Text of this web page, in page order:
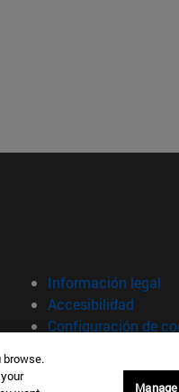
Información legal
Accesibilidad
Configuración de
browse.